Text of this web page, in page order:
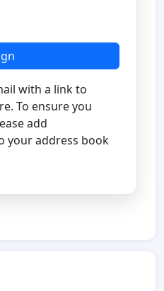
with a link to
To ensure you
add
your address book